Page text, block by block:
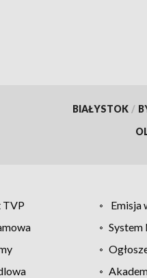
BIAŁYSTOK /
TVP Emisja
System